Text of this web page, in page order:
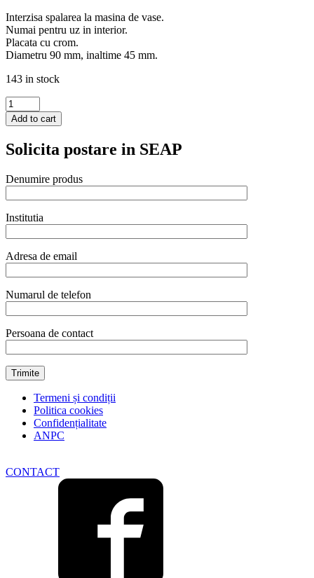
Interzisa spalarea la masina de vase.
Numai pentru uz in interior.
Placata cu crom.
Diametru 90 mm, inaltime 45 mm.
143 in stock
Scrumiera
cu
buton
golire,
cromata,
diametru
90
mm
x
45
mm
(H)
quantity
Add to cart
Solicita postare in SEAP
Denumire produs
Institutia
Adresa de email
Numarul de telefon
Persoana de contact
Termeni și condiții
Politica cookies
Confidențialitate
ANPC
CONTACT